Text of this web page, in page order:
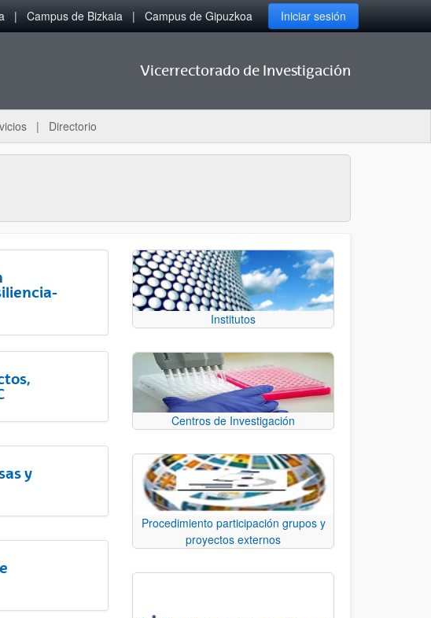
Campus de Bizkaia Campus de Gipuzkoa Iniciar sesión
Vicerrectorado de Investigación
Directorio
y
Institutos
Centros de Investigación
Procedimiento participación grupos y
proyectos externos